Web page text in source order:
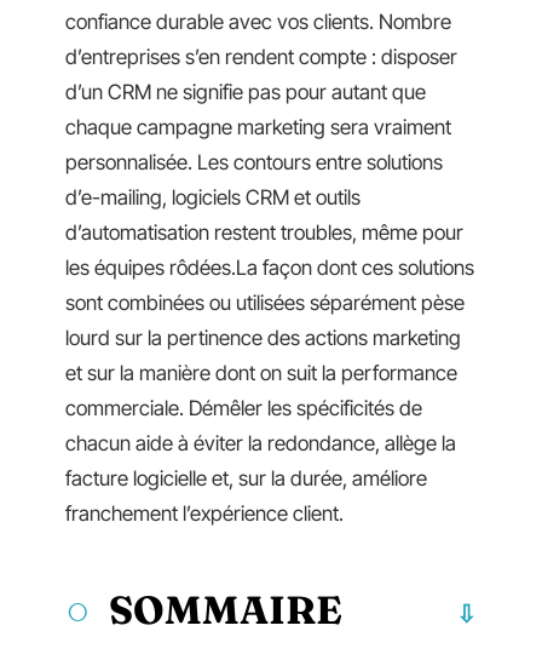
confiance durable avec vos clients. Nombre
d’entreprises s’en rendent compte : disposer
d’un CRM ne signifie pas pour autant que
chaque campagne marketing sera vraiment
personnalisée. Les contours entre solutions
d’e-mailing, logiciels CRM et outils
d’automatisation restent troubles, même pour
les équipes rôdées.La façon dont ces solutions
sont combinées ou utilisées séparément pèse
lourd sur la pertinence des actions marketing
et sur la manière dont on suit la performance
commerciale. Démêler les spécificités de
chacun aide à éviter la redondance, allège la
facture logicielle et, sur la durée, améliore
franchement l’expérience client.
SOMMAIRE